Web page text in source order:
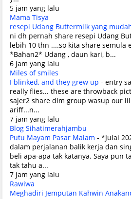
5 jam yang lalu
Mama Tisya
resepi Udang Buttermilk yang
ni dh pernah share resepi Udang
lebih 10 thn ....so kita share semula
*Bahan2* Udang , daun kari, b...
6 jam yang lalu
Miles of smiles
I blinked, and they grew up - entry
really flies... these are throwback
sajer2 share dlm group wasup our
ariff...n...
7 jam yang lalu
Blog Sihatimerahjambu
Putu Mayam Pasar Malam - *Julai
dalam perjalanan balik kerja dan
beli apa-apa tak katanya. Saya pun
tak tahu a...
7 jam yang lalu
Rawiwa
Meghadiri Jemputan Kahwin